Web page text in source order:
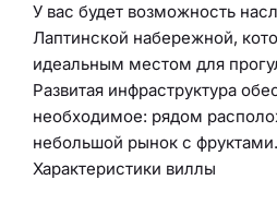
У вас будет возможность
Лаптинской набережной,
идеальным местом для
Развитая инфраструктура
необходимое: рядом
небольшой рынок с фруктами.
Характеристики виллы